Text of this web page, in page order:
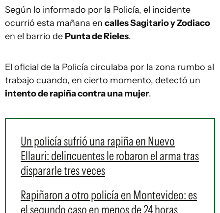
Según lo informado por la Policía, el incidente
ocurrió esta mañana en calles Sagitario y Zodiaco
en el barrio de Punta de Rieles.
El oficial de la Policía circulaba por la zona rumbo al
trabajo cuando, en cierto momento, detectó un
intento de rapiña contra una mujer.
Un policía sufrió una rapiña en Nuevo
Ellauri: delincuentes le robaron el arma tras
dispararle tres veces
Rapiñaron a otro policía en Montevideo: es
el segundo caso en menos de 24 horas